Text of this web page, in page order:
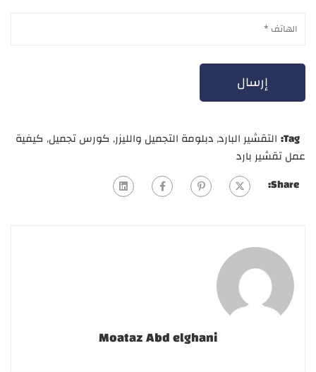
Tag: التقشير البارد,دبلومة التجميل والليزر, كورس تجميل, كيفية
عمل تقشير بارد
Share:
Moataz Abd elghani